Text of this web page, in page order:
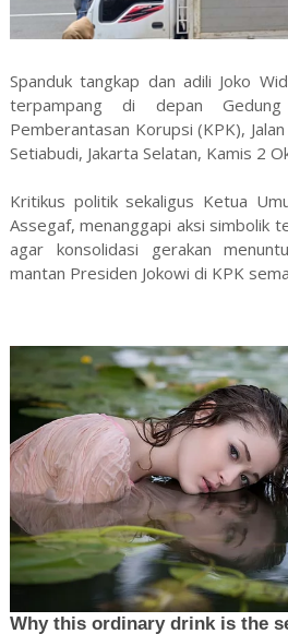
Spanduk tangkap dan adili Joko
terpampang di depan
Pemberantasan Korupsi (KPK),
Setiabudi, Jakarta Selatan, Kamis 2
Kritikus politik sekaligus Ketua
Assegaf, menanggapi aksi simbolik
agar konsolidasi gerakan
mantan Presiden Jokowi di KPK